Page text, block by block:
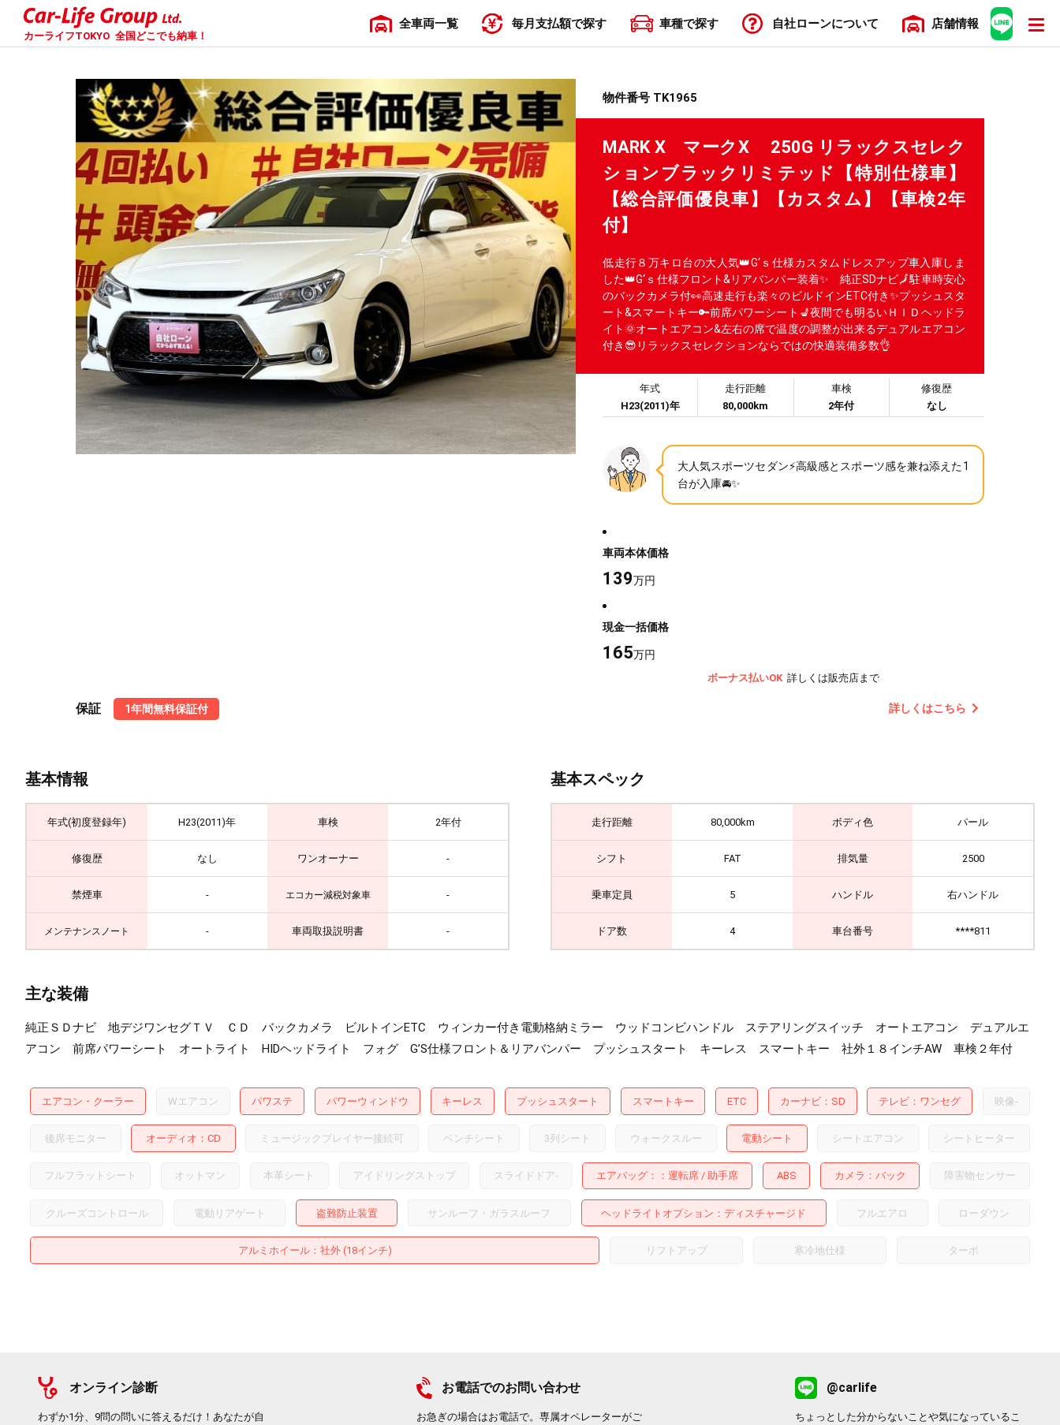
カーライフTOKYO 全国どこでも納車！
全車両一覧 毎月支払額で探す 車種で探す 自社ローンについて 店舗情報
物件番号 TK1965
MARK X マークX 250G リラックスセレク
ションブラックリミテッド【特別仕様車】
【総合評価優良車】【カスタム】【車検2年
付】
低走行８万キロ台の大人気👑G‘ｓ仕様カスタムドレスアップ車入庫しま
した👑G‘ｓ仕様フロント&リアバンパー装着✨ 純正SDナビ🗾駐車時安心
のバックカメラ付👀高速走行も楽々のビルドインETC付き✨プッシュスタ
ート&スマートキー🔑前席パワーシート💺夜間でも明るいＨＩＤヘッドラ
イト🌞オートエアコン&左右の席で温度の調整が出来るデュアルエアコン
付き😎リラックスセレクションならではの快適装備多数👌
年式
H23(2011)年
走行距離
80,000km
車検
2年付
修復歴
なし
大人気スポーツセダン⚡高級感とスポーツ感を兼ね添えた1
台が入庫🚘✨
車両本体価格
139万円
現金一括価格
165万円
ボーナス払いOK 詳しくは販売店まで
保証 1年間無料保証付 詳しくはこちら
基本情報
年式(初度登録年) H23(2011)年 車検 2年付
修復歴 なし ワンオーナー -
禁煙車 - エコカー減税対象車 -
メンテナンスノート - 車両取扱説明書 -
基本スペック
走行距離 80,000km ボディ色 パール
シフト FAT 排気量 2500
乗車定員 5 ハンドル 右ハンドル
ドア数 4 車台番号 ****811
主な装備
純正ＳＤナビ 地デジワンセグＴＶ ＣＤ バックカメラ ビルトインETC ウィンカー付き電動格納ミラー ウッドコンビハンドル ステアリングスイッチ オートエアコン デュアルエ
アコン 前席パワーシート オートライト HIDヘッドライト フォグ G’S仕様フロント＆リアバンパー プッシュスタート キーレス スマートキー 社外１８インチAW 車検２年付
エアコン・クーラー Wエアコン パワステ パワーウィンドウ キーレス プッシュスタート スマートキー ETC カーナビ SD テレビ ワンセグ 映像-
後席モニター オーディオ CD ミュージックプレイヤー接続可 ベンチシート 3列シート ウォークスルー 電動シート シートエアコン シートヒーター
フルフラットシート オットマン 本革シート アイドリングストップ スライドドア- エアバッグ： 運転席 助手席 ABS カメラ バック 障害物センサー
クルーズコントロール 電動リアゲート 盗難防止装置 サンルーフ・ガラスルーフ ヘッドライトオプション ディスチャージド フルエアロ ローダウン
アルミホイール：社外 (18インチ) リフトアップ 寒冷地仕様 ターボ
オンライン診断
わずか1分、9問の問いに答えるだけ！あなたが自
お電話でのお問い合わせ
お急ぎの場合はお電話で。専属オペレーターがご
@carlife
ちょっとした分からないことや気になっているこ